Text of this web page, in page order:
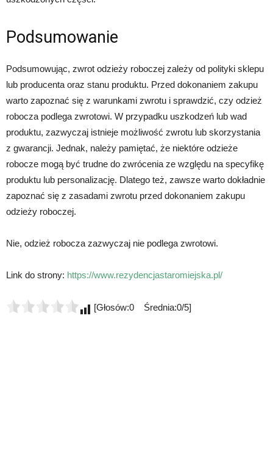
Podsumowanie
Podsumowując, zwrot odzieży roboczej zależy od polityki sklepu
lub producenta oraz stanu produktu. Przed dokonaniem zakupu
warto zapoznać się z warunkami zwrotu i sprawdzić, czy odzież
robocza podlega zwrotowi. W przypadku uszkodzeń lub wad
produktu, zazwyczaj istnieje możliwość zwrotu lub skorzystania
z gwarancji. Jednak, należy pamiętać, że niektóre odzieże
robocze mogą być trudne do zwrócenia ze względu na specyfikę
produktu lub personalizację. Dlatego też, zawsze warto dokładnie
zapoznać się z zasadami zwrotu przed dokonaniem zakupu
odzieży roboczej.
Nie, odzież robocza zazwyczaj nie podlega zwrotowi.
Link do strony: https://www.rezydencjastaromiejska.pl/
[Głosów:0 Średnia:0/5]